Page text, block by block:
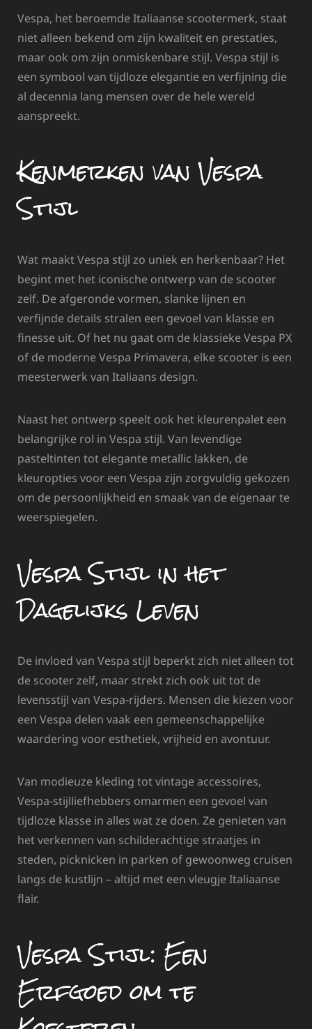
Vespa, het beroemde Italiaanse scootermerk, staat
niet alleen bekend om zijn kwaliteit en prestaties,
maar ook om zijn onmiskenbare stijl. Vespa stijl is
een symbool van tijdloze elegantie en verfijning die
al decennia lang mensen over de hele wereld
aanspreekt.
Kenmerken van Vespa
Stijl
Wat maakt Vespa stijl zo uniek en herkenbaar? Het
begint met het iconische ontwerp van de scooter
zelf. De afgeronde vormen, slanke lijnen en
verfijnde details stralen een gevoel van klasse en
finesse uit. Of het nu gaat om de klassieke Vespa PX
of de moderne Vespa Primavera, elke scooter is een
meesterwerk van Italiaans design.
Naast het ontwerp speelt ook het kleurenpalet een
belangrijke rol in Vespa stijl. Van levendige
pasteltinten tot elegante metallic lakken, de
kleuropties voor een Vespa zijn zorgvuldig gekozen
om de persoonlijkheid en smaak van de eigenaar te
weerspiegelen.
Vespa Stijl in het
Dagelijks Leven
De invloed van Vespa stijl beperkt zich niet alleen tot
de scooter zelf, maar strekt zich ook uit tot de
levensstijl van Vespa-rijders. Mensen die kiezen voor
een Vespa delen vaak een gemeenschappelijke
waardering voor esthetiek, vrijheid en avontuur.
Van modieuze kleding tot vintage accessoires,
Vespa-stijlliefhebbers omarmen een gevoel van
tijdloze klasse in alles wat ze doen. Ze genieten van
het verkennen van schilderachtige straatjes in
steden, picknicken in parken of gewoonweg cruisen
langs de kustlijn – altijd met een vleugje Italiaanse
flair.
Vespa Stijl: Een
Erfgoed om te